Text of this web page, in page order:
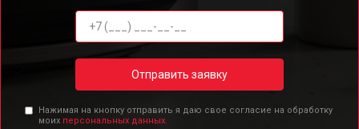
Отправить заявку
Нажимая на кнопку отправить я даю свое согласие на обработку
моих персональных данных.